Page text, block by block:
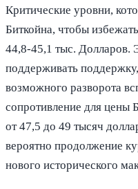
Критические уровни,
Биткойна, чтобы
44,8-45,1 тыс. Долларов.
поддерживать
возможного разворота
сопротивление для цены
от 47,5 до 49 тысяч
вероятно продолжение
нового исторического